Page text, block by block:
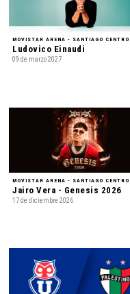
MOVISTAR ARENA - SANTIAGO CENTRO
Ludovico Einaudi
09 de marzo 2027
MOVISTAR ARENA - SANTIAGO CENTRO
Jairo Vera - Genesis 2026
17 de diciembre 2026